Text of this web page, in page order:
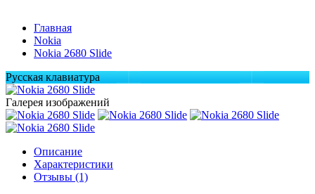
Главная
Nokia
Nokia 2680 Slide
Русская клавиатура
Галерея изображений
Описание
Характеристики
Отзывы (1)